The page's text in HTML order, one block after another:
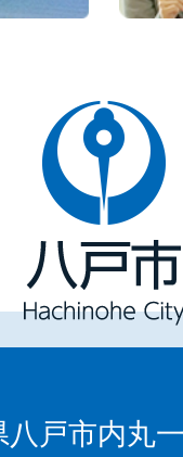
八
戸
Hachinohe
City
戸市内丸一